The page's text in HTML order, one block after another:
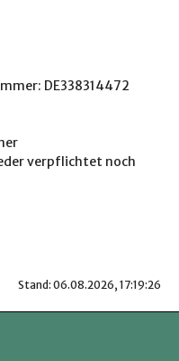
DE338314472
verpflichtet noch
Stand: 06.08.2026, 17:19:26